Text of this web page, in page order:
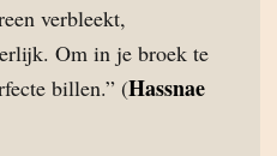
verbleekt,
Om in je broek te
billen.” (Hassnae